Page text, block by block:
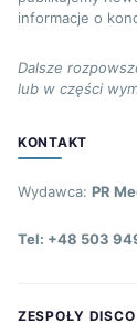
informacje o
Dalsze
lub w części
KONTAKT
Wydawca: PR
Tel: +48 503
ZESPOŁY